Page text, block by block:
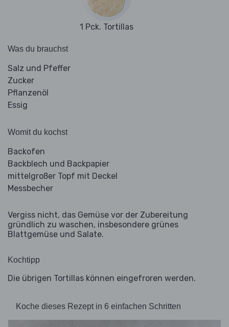
1 Pck. Tortillas
Was du brauchst
Salz und Pfeffer
Zucker
Pflanzenöl
Essig
Womit du kochst
Backofen
Backblech und Backpapier
mittelgroßer Topf mit Deckel
Messbecher
Vergiss nicht, das Gemüse vor der Zubereitung
gründlich zu waschen, insbesondere grünes
Blattgemüse und Salate.
Kochtipp
Die übrigen Tortillas können eingefroren werden.
Koche dieses Rezept in 6 einfachen Schritten